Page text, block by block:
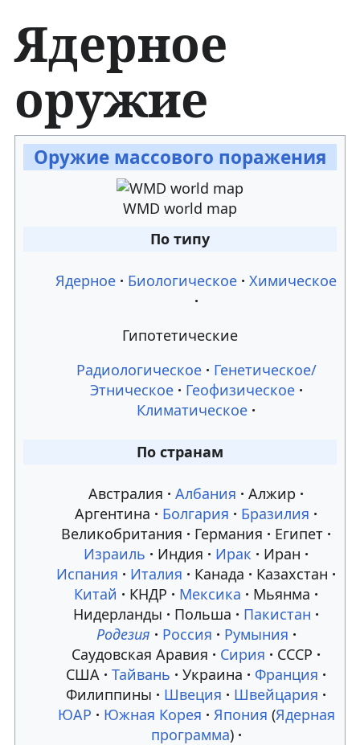
Ядерное
оружие
ПП Оружие массового поражения
WMD world map
По типу
Ядерное Биологическое Химическое
Гипотетические
Радиологическое
Генетическое/
Этническое
Геофизическое
Климатическое
По странам
Австралия Албания
Алжир
Аргентина
Болгария
Бразилия
Великобритания
Германия
Египет
Израиль
Индия Ирак
Иран
Испания
Италия Канада
Казахстан
Китай
КНДР Мексика
Мьянма
Нидерланды
Польша
Пакистан
Родезия
Россия
Румыния
Саудовская Аравия
Сирия
СССР
США
Тайвань Украина
Франция
Филиппины
Швеция
Швейцария
ЮАР
Южная Корея Япония (Ядерная
программа)